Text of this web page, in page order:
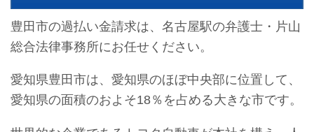
豊田市の過払い金請求は、名古屋駅の弁護士・片山
総合法律事務所にお任せください。
愛知県豊田市は、愛知県のほぼ中央部に位置して、
愛知県の面積のおよそ18％を占める大きな市です。